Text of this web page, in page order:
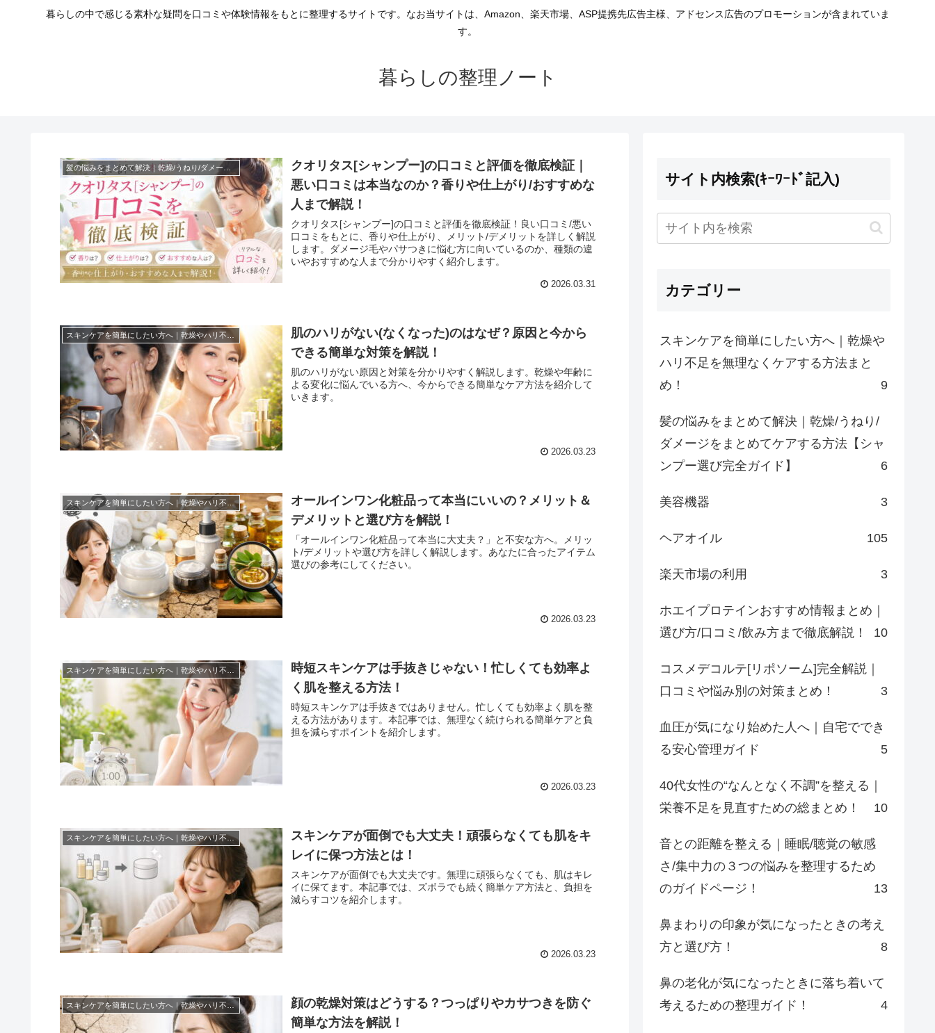
暮らしの中で感じる素朴な疑問を口コミや体験情報をもとに整理するサイトです。なお当サイトは、Amazon、楽天市場、ASP提携先広告主様、アドセンス広告のプロモーションが含まれていま
す。
暮らしの整理ノート
クオリタス[シャンプー]の口コミと評価を徹底検証｜
悪い口コミは本当なのか？香りや仕上がり/おすすめな
人まで解説！
クオリタス[シャンプー]の口コミと評価を徹底検証！良い口コミ/悪い
口コミをもとに、香りや仕上がり、メリット/デメリットを詳しく解説
します。ダメージ毛やパサつきに悩む方に向いているのか、種類の違
いやおすすめな人まで分かりやすく紹介します。
2026.03.31
スキンケアを簡単にしたい方へ｜乾燥やハリ不足を無理なくケアする方法まとめ！
肌のハリがない(なくなった)のはなぜ？原因と今から
できる簡単な対策を解説！
肌のハリがない原因と対策を分かりやすく解説します。乾燥や年齢に
よる変化に悩んでいる方へ、今からできる簡単なケア方法を紹介して
いきます。
2026.03.23
スキンケアを簡単にしたい方へ｜乾燥やハリ不足を無理なくケアする方法まとめ！
オールインワン化粧品って本当にいいの？メリット＆
デメリットと選び方を解説！
「オールインワン化粧品って本当に大丈夫？」と不安な方へ。メリッ
ト/デメリットや選び方を詳しく解説します。あなたに合ったアイテム
選びの参考にしてください。
2026.03.23
時短スキンケアは手抜きじゃない！忙しくても効率よ
く肌を整える方法！
時短スキンケアは手抜きではありません。忙しくても効率よく肌を整
える方法があります。本記事では、無理なく続けられる簡単ケアと負
担を減らすポイントを紹介します。
2026.03.23
スキンケアを簡単にしたい方へ｜乾燥やハリ不足を無理なくケアする方法まとめ！
スキンケアが面倒でも大丈夫！頑張らなくても肌をキ
レイに保つ方法とは！
スキンケアが面倒でも大丈夫です。無理に頑張らなくても、肌はキレ
イに保てます。本記事では、ズボラでも続く簡単ケア方法と、負担を
減らすコツを紹介します。
2026.03.23
スキンケアを簡単にしたい方へ｜乾燥やハリ不足を無理なくケアする方法まとめ！
顔の乾燥対策はどうする？つっぱりやカサつきを防ぐ
簡単な方法を解説！
サイト内検索(ｷｰﾜｰﾄﾞ記入)
カテゴリー
スキンケアを簡単にしたい方へ｜乾燥や
ハリ不足を無理なくケアする方法まと
め！
9
髪の悩みをまとめて解決｜乾燥/うねり/
ダメージをまとめてケアする方法【シャ
ンプー選び完全ガイド】
6
美容機器 3
ヘアオイル 105
楽天市場の利用 3
ホエイプロテインおすすめ情報まとめ｜
選び方/口コミ/飲み方まで徹底解説！
10
コスメデコルテ[リポソーム]完全解説｜
口コミや悩み別の対策まとめ！
3
血圧が気になり始めた人へ｜自宅ででき
る安心管理ガイド
5
40代女性の“なんとなく不調”を整える｜
栄養不足を見直すための総まとめ！
10
音との距離を整える｜睡眠/聴覚の敏感
さ/集中力の３つの悩みを整理するため
のガイドページ！
13
鼻まわりの印象が気になったときの考え
方と選び方！
8
鼻の老化が気になったときに落ち着いて
考えるための整理ガイド！
4